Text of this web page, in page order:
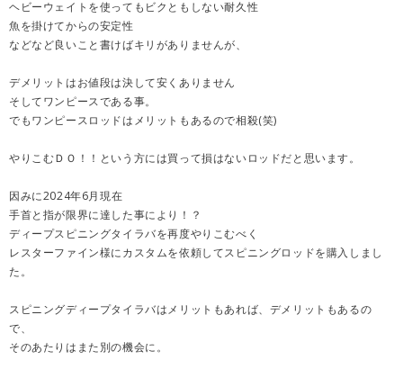
ヘビーウェイトを使ってもビクともしない耐久性
魚を掛けてからの安定性
などなど良いこと書けばキリがありませんが、
デメリットはお値段は決して安くありません
そしてワンピースである事。
でもワンピースロッドはメリットもあるので相殺(笑)
やりこむＤＯ！！という方には買って損はないロッドだと思います。
因みに2024年6月現在
手首と指が限界に達した事により！？
ディープスピニングタイラバを再度やりこむべく
レスターファイン様にカスタムを依頼してスピニングロッドを購入しまし
た。
スピニングディープタイラバはメリットもあれば、デメリットもあるの
で、
そのあたりはまた別の機会に。